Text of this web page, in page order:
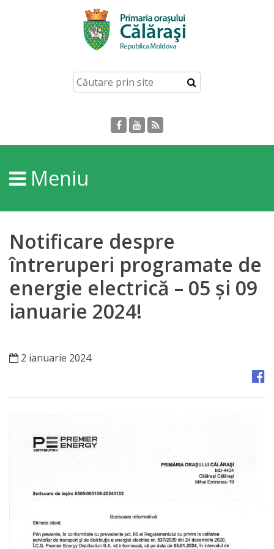
Despre
Orașului
Personalități
Regulamente
Orașe
înfrățite
Registrul
Actelor
Primăria
Aparatul
Meniu
Notificare despre
întreruperi programate de
energie electrică – 05 și 09
ianuarie 2024!
2 ianuarie 2024